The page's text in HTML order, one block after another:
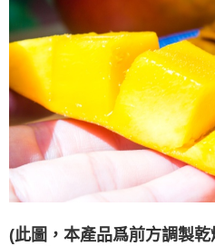
(此圖，本產品爲前方調製